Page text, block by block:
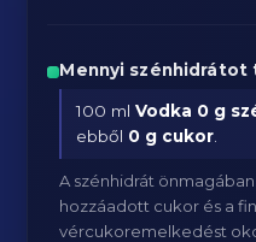
Mennyi szénhidrátot
100 mlVodka 0 g
ebből 0 g cukor
A szénhidrát
hozzáadott cukor és a
vércukoremelkedést